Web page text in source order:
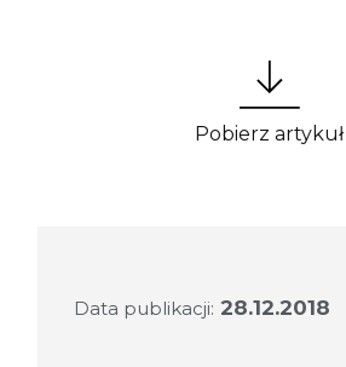
Pobierz artykuł
Data publikacji: 28.12.2018